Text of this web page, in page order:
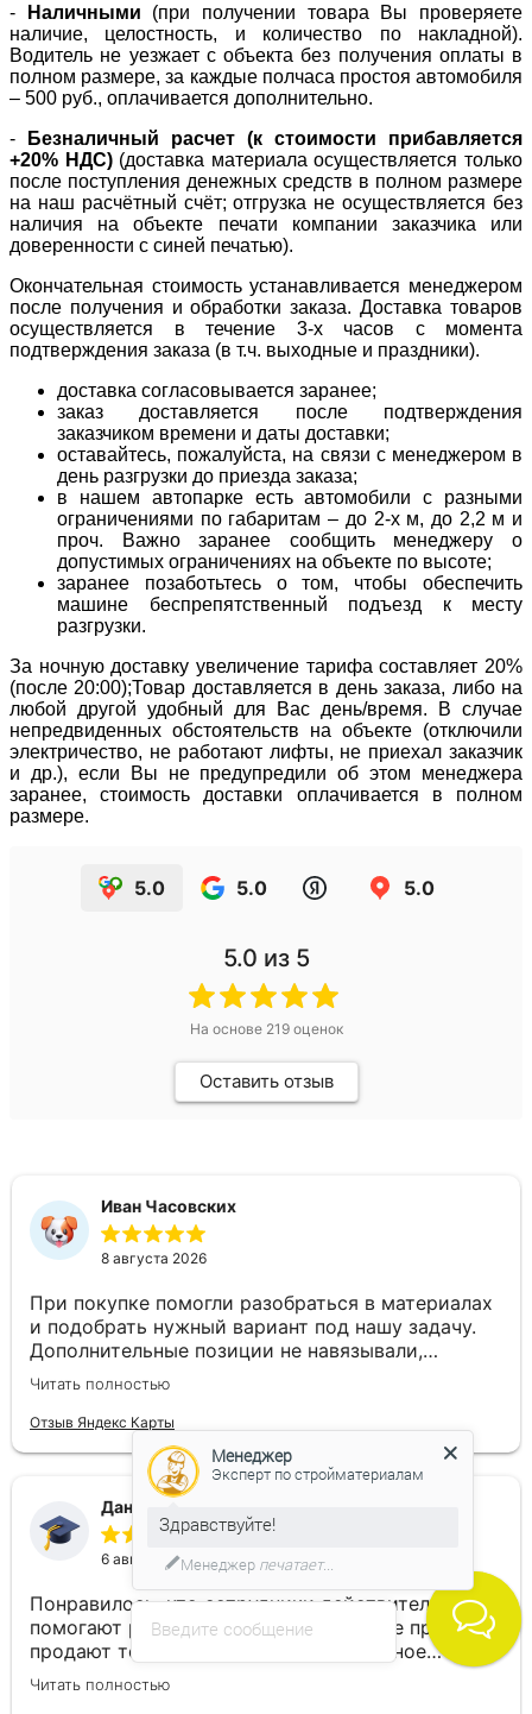
- Наличными (при получении товара Вы проверяете
наличие, целостность, и количество по накладной).
Водитель не уезжает с объекта без получения оплаты в
полном размере, за каждые полчаса простоя автомобиля
– 500 руб., оплачивается дополнительно.
-
Безналичный расчет (к стоимости прибавляется
+20% НДС) (доставка материала осуществляется только
после поступления денежных средств в полном размере
на наш расчётный счёт; отгрузка не осуществляется без
наличия на объекте печати компании заказчика или
доверенности с синей печатью).
Окончательная стоимость устанавливается менеджером
после получения и обработки заказа. Доставка товаров
осуществляется в течение 3-х часов с момента
подтверждения заказа (в т.ч. выходные и праздники).
доставка согласовывается заранее;
заказ доставляется после подтверждения
заказчиком времени и даты доставки;
оставайтесь, пожалуйста, на связи с менеджером в
день разгрузки до приезда заказа;
в нашем автопарке есть автомобили с разными
ограничениями по габаритам – до 2-х м, до 2,2 м и
проч. Важно заранее сообщить менеджеру о
допустимых ограничениях на объекте по высоте;
заранее позаботьтесь о том, чтобы обеспечить
машине беспрепятственный подъезд к месту
разгрузки.
За ночную доставку увеличение тарифа составляет 20%
(после 20:00);Товар доставляется в день заказа, либо на
любой другой удобный для Вас день/время. В случае
непредвиденных обстоятельств на объекте (отключили
электричество, не работают лифты, не приехал заказчик
и др.), если Вы не предупредили об этом менеджера
заранее, стоимость доставки оплачивается в полном
размере.
5.0 5.0 5.0
5.0 из 5
На основе 219оценок
Оставить отзыв
Иван Часовских
8 августа 2026
При покупке помогли разобраться в материалах
и подобрать нужный вариант под нашу задачу.
Дополнительные позиции не навязывали,
объясняли по существу. В итоге остались
довольны и товаром, и обслуживанием.
Читать полностью
Отзыв Яндекс Карты
Данил Гладков
6 августа 2026
Понравилось, что сотрудники действительно
помогают разобраться с выбором, а не просто
продают товар. Подсказали оптимальное
решение и ничего лишнего не навязывали.
Остался доволен и качеством продукции, и
Читать полностью
Введите сообщение
Менеджер
Эксперт по стройматериалам
Здравствуйте!
Менеджер печатает...